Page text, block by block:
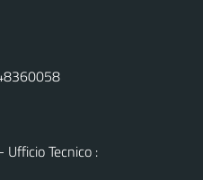
- Ufficio Tecnico :